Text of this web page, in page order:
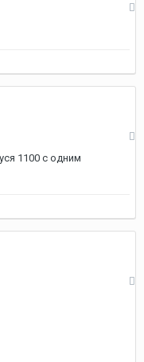
1100 с одним